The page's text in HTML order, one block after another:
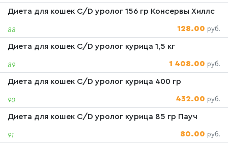
88
Диета для кошек C/D уролог 156 гр Консервы Хиллс
128.00 руб.
89
Диета для кошек C/D уролог курица 1,5 кг
1 408.00 руб.
90
Диета для кошек C/D уролог курица 400 гр
432.00 руб.
91
Диета для кошек C/D уролог курица 85 гр Пауч
80.00 руб.